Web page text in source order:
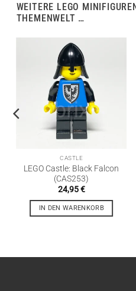
WEITERE LEGO
THEMENWELT …
CASTLE
LEGO Castle: Black Falcon
(CAS253)
24,95€
IN DEN WARENKORB